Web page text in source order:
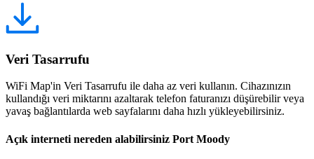
Veri Tasarrufu
WiFi Map'in Veri Tasarrufu ile daha az veri kullanın. Cihazınızın
kullandığı veri miktarını azaltarak telefon faturanızı düşürebilir veya
yavaş bağlantılarda web sayfalarını daha hızlı yükleyebilirsiniz.
Açık interneti nereden alabilirsiniz Port Moody